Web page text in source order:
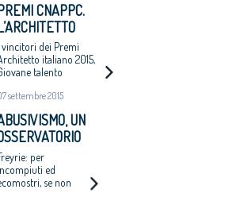
CNAPPC.
2015 E I
TALENTI
vincitori dei Premi
italiano 2015,
talento
Raffaele Sirica,
banditi
dal
settembre 2015
UN
BLOCCARE IL
per
ed
se non